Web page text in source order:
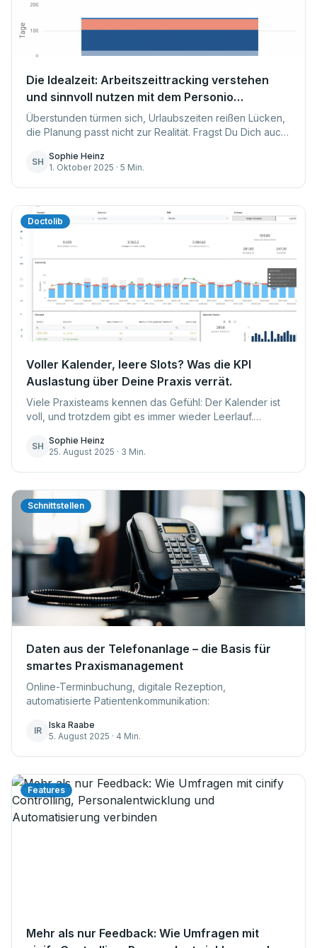
Die Idealzeit: Arbeitszeittracking verstehen
und sinnvoll nutzen mit dem Personio
Dashboard
Überstunden türmen sich, Urlaubszeiten reißen Lücken,
die Planung passt nicht zur Realität. Fragst Du Dich auch,
einsetzen lässt? Genau hier se...
SH
Sophie Heinz
1. Oktober 2025 · 5 Min.
Doctolib
Voller Kalender, leere Slots? Was die KPI
Auslastung über Deine Praxis verrät.
Viele Praxisteams kennen das Gefühl: Der Kalender ist
voll, und trotzdem gibt es immer wieder Leerlauf.
Terminverteilung führen dazu, dass die gefühlte Ausl...
SH
Sophie Heinz
25. August 2025 · 3 Min.
Schnittstellen
Daten aus der Telefonanlage – die Basis für
smartes Praxismanagement
Online-Terminbuchung, digitale Rezeption,
automatisierte Patientenkommunikation:
IR
Iska Raabe
5. August 2025 · 4 Min.
Features
Mehr als nur Feedback: Wie Umfragen mit